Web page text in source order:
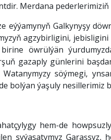
Merdana
eýýamynyň Galkynyşy
agzybirligini,
öwrülýän
gazaply günlerini
söýmegi,
bolýan ýaşuly nesillerimiz
hem-de
syýasatymyz